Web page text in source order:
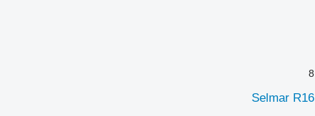
8
Selmar R16